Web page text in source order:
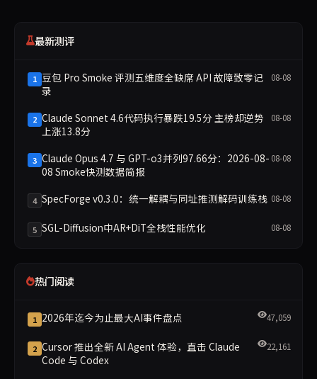
最新测评
1 豆包 Pro Smoke 评测五维度全缺席 API 故障致零记
录
08-08
2 Claude Sonnet 4.6代码执行暴跌19.5分 主榜却逆势
上涨13.8分
08-08
3 Claude Opus 4.7 与 GPT-o3并列97.66分：2026-08-
08 Smoke快测数据简报
08-08
4 SpecForge v0.3.0：统一解耦与同址推测解码训练栈 08-08
5 SGL-Diffusion中AR+DiT全栈性能优化 08-08
热门阅读
1 2026年迄今为止最大AI事件盘点 47,059
2 Cursor 推出全新 AI Agent 体验，直击 Claude
Code 与 Codex
22,161